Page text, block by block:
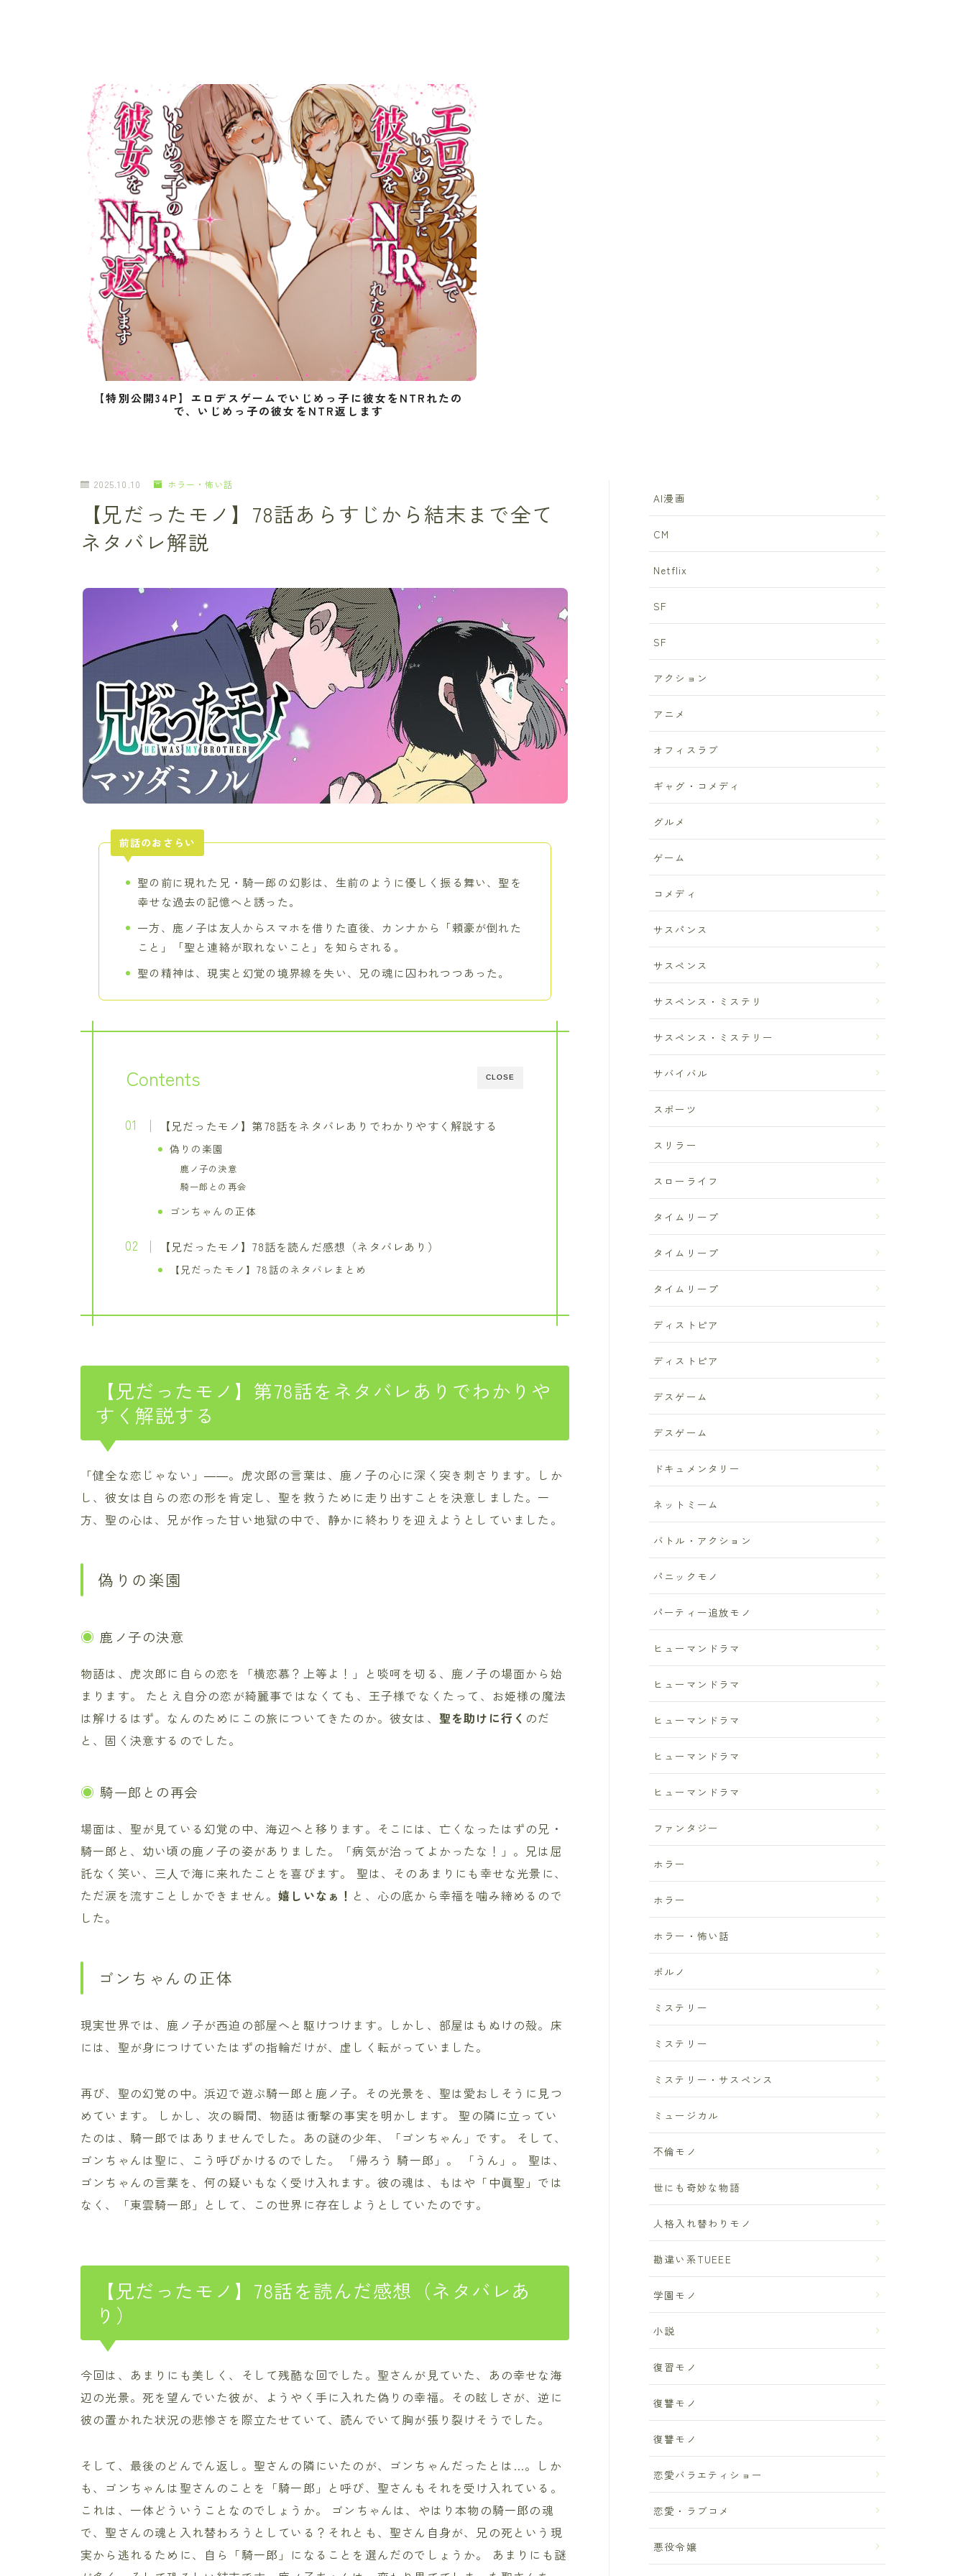
【特別公開34P】エロデスゲームでいじめっ子に彼女をNTRれたの
で、いじめっ子の彼女をNTR返します
2025.10.10 ホラー・怖い話
【兄だったモノ】78話あらすじから結末まで全て
ネタバレ解説
前話のおさらい
聖の前に現れた兄・騎一郎の幻影は、生前のように優しく振る舞い、聖を
幸せな過去の記憶へと誘った。
一方、鹿ノ子は友人からスマホを借りた直後、カンナから「頼豪が倒れた
こと」「聖と連絡が取れないこと」を知らされる。
聖の精神は、現実と幻覚の境界線を失い、兄の魂に囚われつつあった。
CLOSE
Contents
【兄だったモノ】第78話をネタバレありでわかりやすく解説する
偽りの楽園
鹿ノ子の決意
騎一郎との再会
ゴンちゃんの正体
【兄だったモノ】78話を読んだ感想（ネタバレあり）
【兄だったモノ】78話のネタバレまとめ
【兄だったモノ】第78話をネタバレありでわかりや
すく解説する
「健全な恋じゃない」――。虎次郎の言葉は、鹿ノ子の心に深く突き刺さります。しか
し、彼女は自らの恋の形を肯定し、聖を救うために走り出すことを決意しました。一
方、聖の心は、兄が作った甘い地獄の中で、静かに終わりを迎えようとしていました。
偽りの楽園
鹿ノ子の決意
物語は、虎次郎に自らの恋を「横恋慕？上等よ！」と啖呵を切る、鹿ノ子の場面から始
まります。 たとえ自分の恋が綺麗事ではなくても、王子様でなくたって、お姫様の魔法
は解けるはず。なんのためにこの旅についてきたのか。彼女は、 聖を助けに行く のだ
と、固く決意するのでした。
騎一郎との再会
場面は、聖が見ている幻覚の中、海辺へと移ります。そこには、亡くなったはずの兄・
騎一郎と、幼い頃の鹿ノ子の姿がありました。「病気が治ってよかったな！」。兄は屈
託なく笑い、三⼈で海に来れたことを喜びます。 聖は、そのあまりにも幸せな光景に、
ただ涙を流すことしかできません。嬉しいなぁ！ と、心の底から幸福を噛み締めるので
した。
ゴンちゃんの正体
現実世界では、鹿ノ子が西迫の部屋へと駆けつけます。しかし、部屋はもぬけの殻。床
には、聖が身につけていたはずの指輪だけが、虚しく転がっていました。
再び、聖の幻覚の中。浜辺で遊ぶ騎一郎と鹿ノ子。その光景を、聖は愛おしそうに見つ
めています。 しかし、次の瞬間、物語は衝撃の事実を明かします。 聖の隣に立ってい
たのは、騎一郎ではありませんでした。あの謎の少年、「ゴンちゃん」です。 そして、
ゴンちゃんは聖に、こう呼びかけるのでした。 「帰ろう 騎一郎」。 「うん」。 聖は、
ゴンちゃんの言葉を、何の疑いもなく受け入れます。彼の魂は、もはや「中眞聖」では
なく、「東雲騎一郎」として、この世界に存在しようとしていたのです。
【兄だったモノ】78話を読んだ感想（ネタバレあ
り）
今回は、あまりにも美しく、そして残酷な回でした。聖さんが見ていた、あの幸せな海
辺の光景。死を望んでいた彼が、ようやく手に入れた偽りの幸福。その眩しさが、逆に
彼の置かれた状況の悲惨さを際立たせていて、読んでいて胸が張り裂けそうでした。
そして、最後のどんでん返し。聖さんの隣にいたのが、ゴンちゃんだったとは…。しか
も、ゴンちゃんは聖さんのことを「騎一郎」と呼び、聖さんもそれを受け入れている。
これは、一体どういうことなのでしょうか。 ゴンちゃんは、やはり本物の騎一郎の魂
で、聖さんの魂と入れ替わろうとしている？それとも、聖さん自身が、兄の死という現
実から逃れるために、自ら「騎一郎」になることを選んだのでしょうか。 あまりにも謎
AI漫画
CM
Netflix
SF
SF
アクション
アニメ
オフィスラブ
ギャグ・コメディ
グルメ
ゲーム
コメディ
サスパンス
サスペンス
サスペンス・ミステリ
サスペンス・ミステリー
サバイバル
スポーツ
スリラー
スローライフ
タイムリープ
タイムリープ
タイムリープ
ディストピア
ディストピア
デスゲーム
デスゲーム
ドキュメンタリー
ネットミーム
バトル・アクション
パニックモノ
パーティー追放モノ
ヒューマンドラマ
ヒューマンドラマ
ヒューマンドラマ
ヒューマンドラマ
ヒューマンドラマ
ファンタジー
ホラー
ホラー
ホラー・怖い話
ポルノ
ミステリー
ミステリー
ミステリー・サスペンス
ミュージカル
不倫モノ
世にも奇妙な物語
人格入れ替わりモノ
勘違い系TUEEE
学園モノ
小説
復習モノ
復讐モノ
復讐モノ
恋愛バラエティショー
恋愛・ラブコメ
悪役令嬢